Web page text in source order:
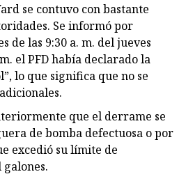
se contuvo con bastante
Se informó por
de las 9:30 a. m. del jueves
el PFD había declarado la
lo que significa que no se
que el derrame se
de bomba defectuosa o por
excedió su límite de